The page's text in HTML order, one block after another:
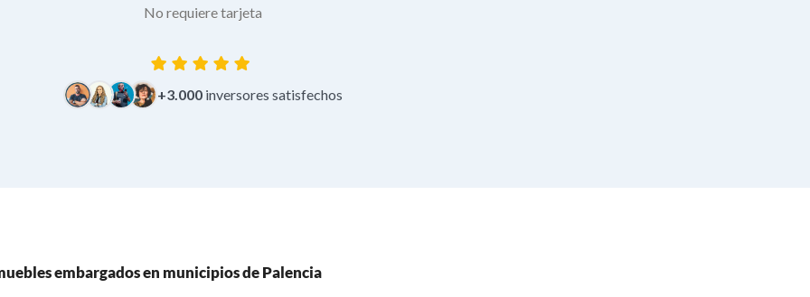
No requiere tarjeta
+3.000inversores satisfechos
embargados en municipios de Palencia